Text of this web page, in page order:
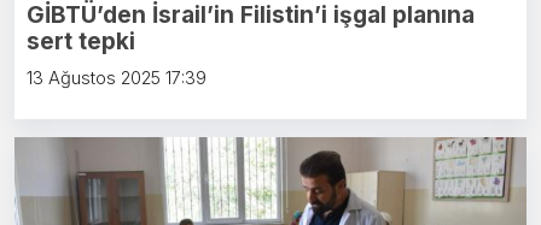
GİBTÜ’den İsrail’in Filistin’i işgal planına
sert tepki
13 Ağustos 2025 17:39